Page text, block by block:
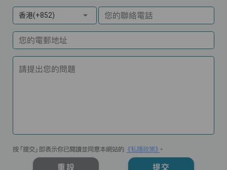
香港(+852) 您的聯絡電話
您的電郵地址
請提出您的問題
按「提交」即表示你已閱讀並同意本網站的 《私隱政策》 。
重設 提交